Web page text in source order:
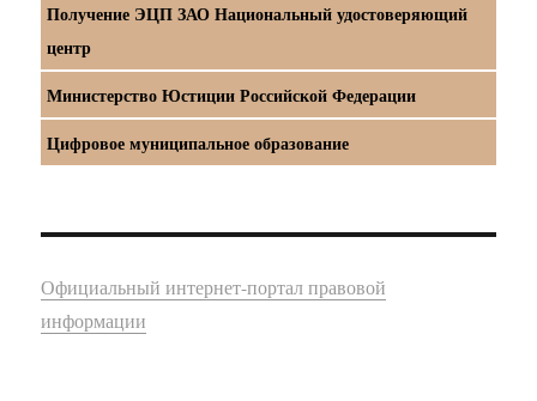
Получение ЭЦП ЗАО Национальный удостоверяющий
центр
Министерство Юстиции Российской Федерации
Цифровое муниципальное образование
Официальный интернет-портал правовой
информации